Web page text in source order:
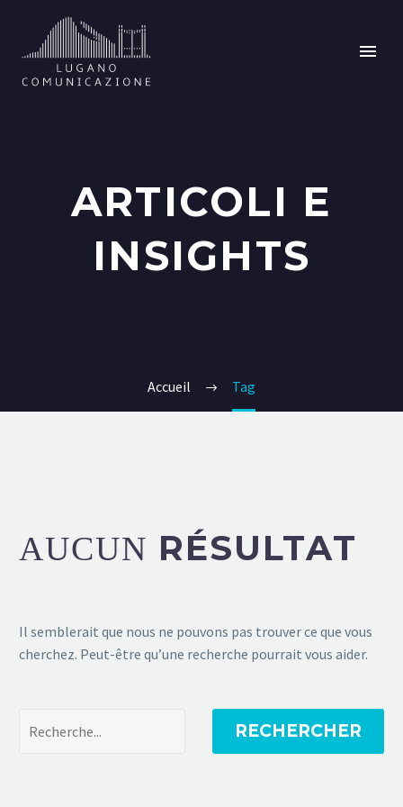
ARTICOLI E
INSIGHTS
Accueil Tag
AUCUN RÉSULTAT
Il semblerait que nous ne pouvons pas trouver ce que vous
cherchez. Peut-être qu’une recherche pourrait vous aider.
RECHERCHER